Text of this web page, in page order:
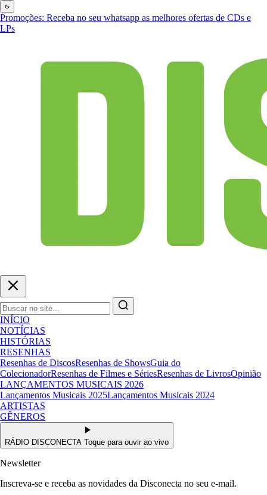
Promoções: Receba no seu whatsapp as melhores ofertas de CDs e
LPs
INÍCIO
NOTÍCIAS
HISTÓRIAS
RESENHAS
Resenhas de DiscosResenhas de ShowsGuia do
ColecionadorResenhas de Filmes e SériesResenhas de LivrosOpinião
LANÇAMENTOS MUSICAIS 2026
Lançamentos Musicais 2025Lançamentos Musicais 2024
ARTISTAS
GÊNEROS
RÁDIO DISCONECTA Toque para ouvir ao vivo
Newsletter
Inscreva-se e receba as novidades da Disconecta no seu e-mail.